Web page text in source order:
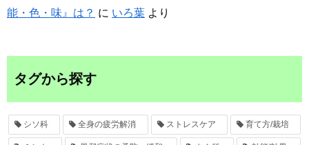
能・色・味』は？ に いろ葉 より
タグから探す
シソ科 全身の疲労解消 ストレスケア 育て方/栽培